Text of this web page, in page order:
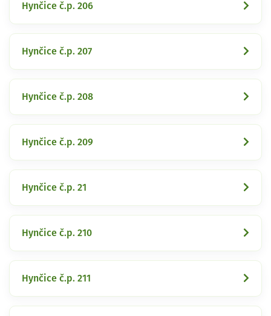
Hynčice č.p. 206
Hynčice č.p. 207
Hynčice č.p. 208
Hynčice č.p. 209
Hynčice č.p. 21
Hynčice č.p. 210
Hynčice č.p. 211